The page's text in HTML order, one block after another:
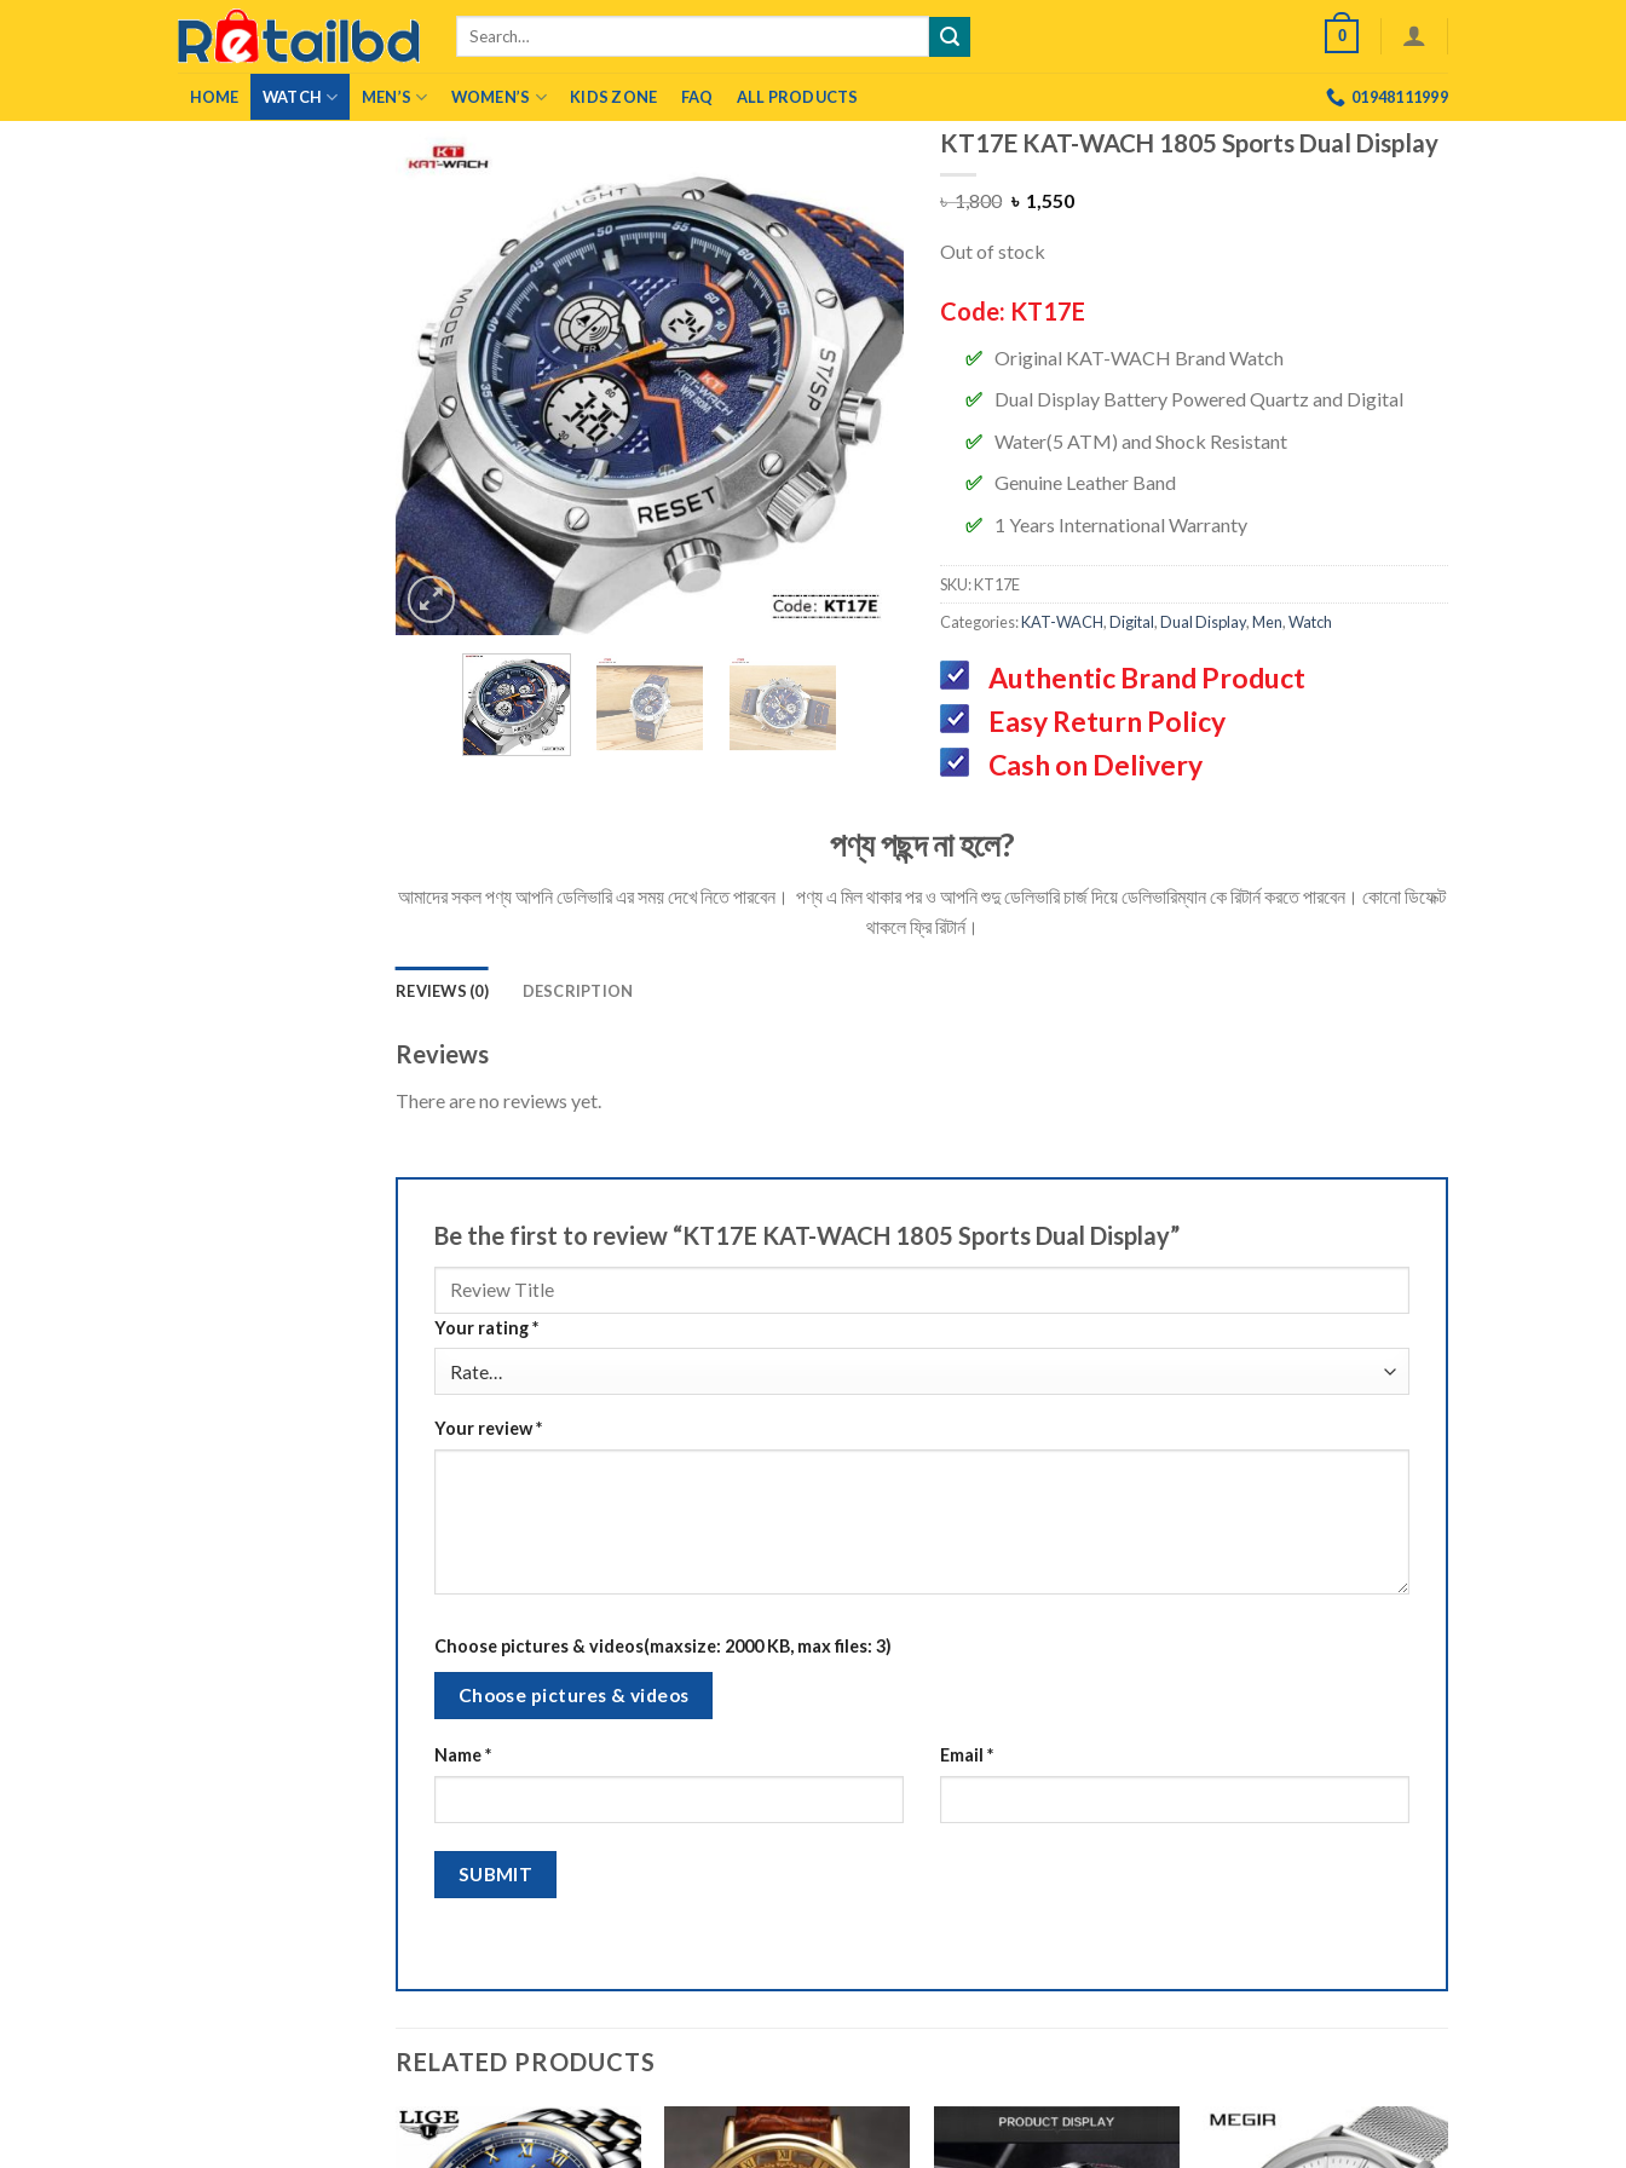
Search
0
HOME WATCH MEN’S WOMEN’S KIDS ZONE FAQ ALL PRODUCTS 01948111999
KT17E KAT-WACH 1805 Sports Dual Display
৳1,800 ৳ 1,550
Out of stock
Code: KT17E
Original KAT-WACH Brand Watch
Dual Display Battery Powered Quartz and Digital
Water(5 ATM) and Shock Resistant
Genuine Leather Band
1 Years International Warranty
SKU:KT17E
Categories:KAT-WACH,Digital,Dual Display,Men,Watch
Authentic Brand Product
Easy Return Policy
Cash on Delivery
পণ্য পছন্দ না হলে?
আমাদের সকল পণ্য আপনি ডেলিভারি এর সময় দেখে নিতে পারবেন। পণ্য এ মিল থাকার পর ও আপনি শুদু ডেলিভারি চার্জ দিয়ে ডেলিভারিম্যান কে রিটার্ন করতে পারবেন। কোনো ডিফেক্ট
থাকলে ফ্রি রিটার্ন।
REVIEWS (0) DESCRIPTION
Reviews
There are no reviews yet.
Be the first to review “KT17E KAT-WACH 1805 Sports Dual Display”
Your rating*
Your review*
Choose pictures & videos(maxsize: 2000 KB, max files: 3)
Choose pictures & videos
Name* Email *
RELATED PRODUCTS